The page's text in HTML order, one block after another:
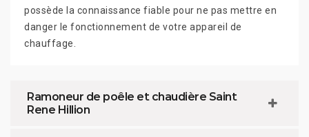
possède la connaissance fiable pour ne pas mettre en
danger le fonctionnement de votre appareil de
chauffage.
Ramoneur de poêle et chaudière Saint
Rene Hillion